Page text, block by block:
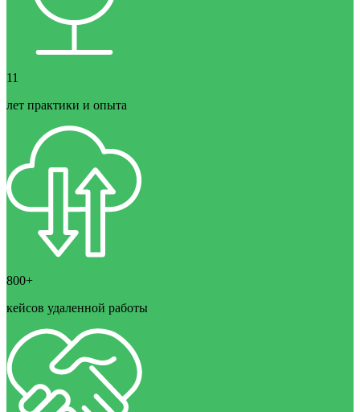
11
лет практики и опыта
800+
кейсов удаленной работы